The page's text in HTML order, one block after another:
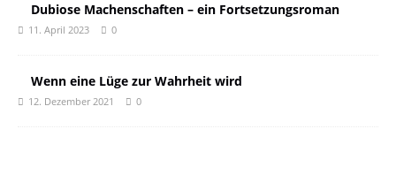
Dubiose Machenschaften – ein Fortsetzungsroman
11. April 2023 0
Wenn eine Lüge zur Wahrheit wird
12. Dezember 2021 0